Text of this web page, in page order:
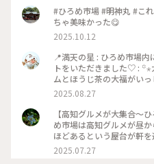
#ひろめ市場 #明神丸 #こ
ちゃ美味かった😋
2025.10.12
📍満天の星 : ひろめ市場
トをいただきました♡ :
ムとほうじ茶の大福がい
ーンは龍馬さんです✨ こ
いなと思っていました🌟
しすぎて…🤤 半分こじゃ
と思いました😊 程よいほ
な味でした♡ : 満天の星さ
人でおつかいへ👛 意外と
動して食べれば良かった
2025.08.27
【高知グルメが大集合〜ひろめ市場】 市内
め市場は高知グルメが昼から
ほどあるという屋台が軒
ースペースのテーブルで
ドで賑わい、夜は地元人
2025.07.27